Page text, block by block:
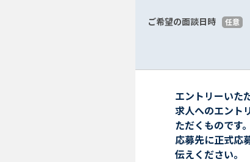
ご希望の面談日時 任意
エントリーいた
求人へのエント
ただくものです。
応募先に正式応
伝えください。